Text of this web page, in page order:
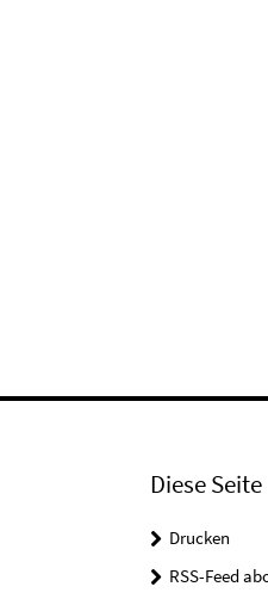
Diese Seite
Drucken
RSS-Feed